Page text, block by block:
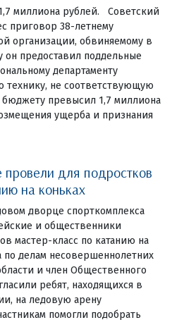
миллиона рублей. Советский
приговор 38-летнему
организации, обвиняемому в
он предоставил поддельные
департаменту
технику, не соответствующую
превысил 1,7 миллиона
ущерба и признания
провели для подростков
на коньках
дворце спорткомплекса
и общественники
мастер-класс по катанию на
по делам несовершеннолетних
и член Общественного
ребят, находящихся в
на ледовую арену
помогли подобрать